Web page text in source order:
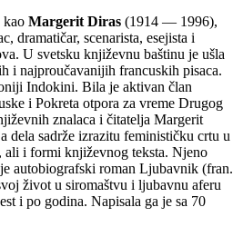
kao Margerit Diras (1914 — 1996),
dramatičar, scenarista, esejista i
U svetsku književnu baštinu je ušla
i najproučavanijih francuskih pisaca.
Indokini. Bila je aktivan član
i Pokreta otpora za vreme Drugog
znalaca i čitatelja Margerit
dela sadrže izrazitu feminističku crtu u
ali i formi književnog teksta. Njeno
autobiografski roman Ljubavnik (fran.
život u siromaštvu i ljubavnu aferu
i po godina. Napisala ga je sa 70